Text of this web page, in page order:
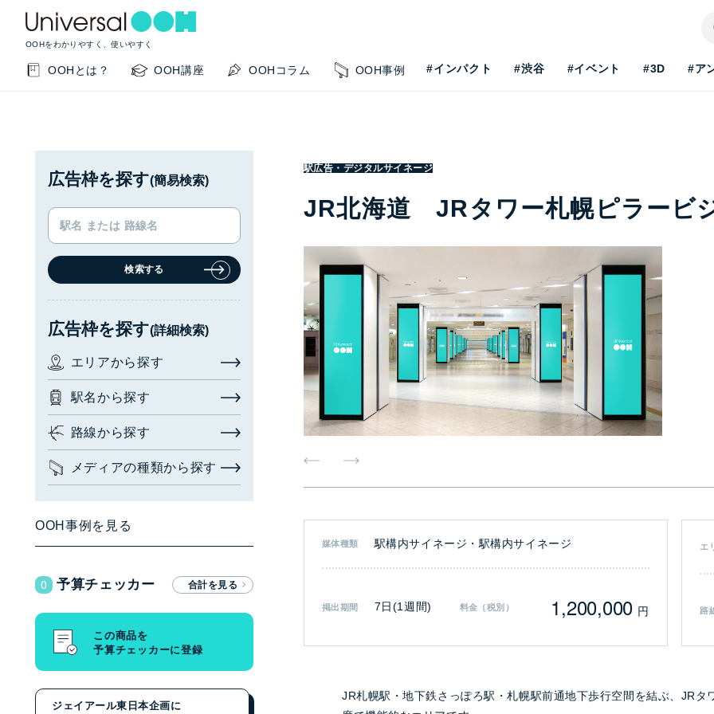
OOHをわかりやすく、使いやすく
OOHとは？ OOH講座 OOHコラム OOH事例 #インパクト #渋谷 #イベント #3D #ア
KEYWORD SEARCH
サイト内検索
閉じる
広告枠を探す
広告枠を探す
エリアから探す
路線から探す
メディアの種類から探す
GUIDE
このサイトの使い方
OOH最新事情を知りたい
閉じる
駅広告・デジタルサイネージ
JR北海道 JRタワー札幌ピラービ
媒体種類 駅構内サイネージ・駅構内サイネージ
掲出期間 7日(1週間) 料金（税別） 1,200,000 円
エ
路
JR札幌駅・地下鉄さっぽろ駅・札幌駅前通地下歩行空間を結ぶ、JR
広告枠を探す(簡易検索)
検索する
広告枠を探す(詳細検索)
エリアから探す
駅名から探す
路線から探す
メディアの種類から探す
OOH事例を見る
予算チェッカー
0
この商品を
予算チェッカーに登録
ジェイアール東日本企画に